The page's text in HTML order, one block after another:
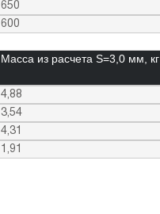
650
600
Масса из расчета S=3,0 мм, кг
4,88
3,54
4,31
1,91